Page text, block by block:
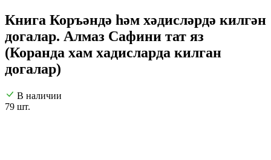
Книга Коръәндә һәм хәдисләрдә килгән
догалар. Алмаз Сафини тат яз
(Коранда хам хадисларда килган
догалар)
В наличии
79 шт.